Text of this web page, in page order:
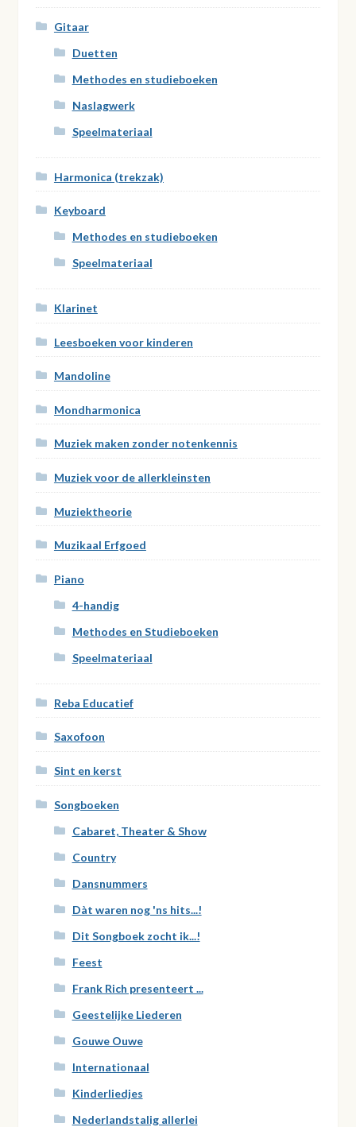
Gitaar
Duetten
Methodes en studieboeken
Naslagwerk
Speelmateriaal
Harmonica (trekzak)
Keyboard
Methodes en studieboeken
Speelmateriaal
Klarinet
Leesboeken voor kinderen
Mandoline
Mondharmonica
Muziek maken zonder notenkennis
Muziek voor de allerkleinsten
Muziektheorie
Muzikaal Erfgoed
Piano
4-handig
Methodes en Studieboeken
Speelmateriaal
Reba Educatief
Saxofoon
Sint en kerst
Songboeken
Cabaret, Theater & Show
Country
Dansnummers
Dàt waren nog 'ns hits...!
Dit Songboek zocht ik...!
Feest
Frank Rich presenteert ...
Geestelijke Liederen
Gouwe Ouwe
Internationaal
Kinderliedjes
Nederlandstalig allerlei